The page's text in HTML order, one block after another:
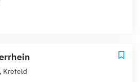
Krefeld